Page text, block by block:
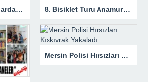
Anamur’lu Sporculardan Büyük Başarı ; 1 Altın 2 Bronz Madalya Kazandılar 8. Bisiklet Turu Anamur’dan Başlıyor. Bazı Yollar Trafiğe Kapatılacak
Mersin Polisi Hırsızları Kıskıvrak Yakaladı